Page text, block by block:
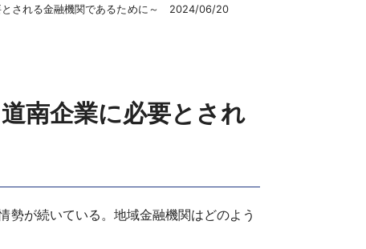
とされる金融機関であるために～ 2024/06/20
南企業に必要とされ
勢が続いている。地域金融機関はどのよう